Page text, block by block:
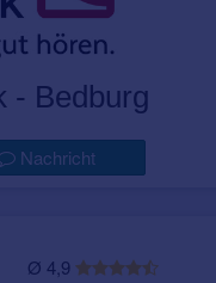
- Bedburg
Nachricht
Ø 4,9